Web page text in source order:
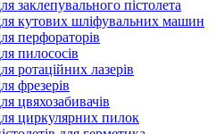
заклепувального пістолета
кутових шліфувальних машин
перфораторів
пилососів
ротаційних лазерів
фрезерів
цвяхозабивачів
циркулярних пилок